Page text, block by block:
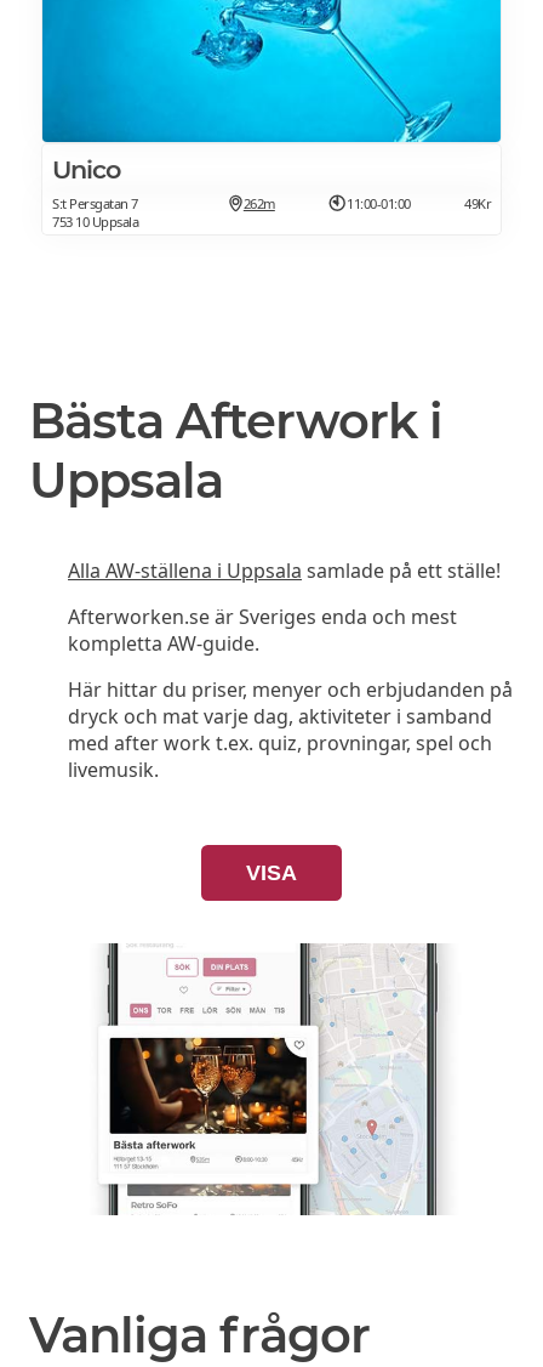
Unico
S:t Persgatan 7
753 10 Uppsala
262m 11:00-01:00 49Kr
Bästa Afterwork i
Uppsala
Alla AW-ställena i Uppsala samlade på ett ställe!
Afterworken.se är Sveriges enda och mest
kompletta AW-guide.
Här hittar du priser, menyer och erbjudanden på
dryck och mat varje dag, aktiviteter i samband
med after work t.ex. quiz, provningar, spel och
livemusik.
VISA
Vanliga frågor